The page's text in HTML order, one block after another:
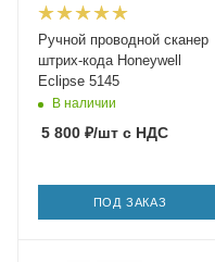
Ручной проводной сканер
штрих-кода Honeywell
Eclipse 5145
В наличии
5 800 ₽/шт с НДС
ПОД ЗАКАЗ